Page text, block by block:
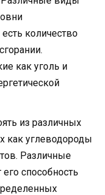
количество
как уголь и
из различных
как углеводороды
Различные
способность